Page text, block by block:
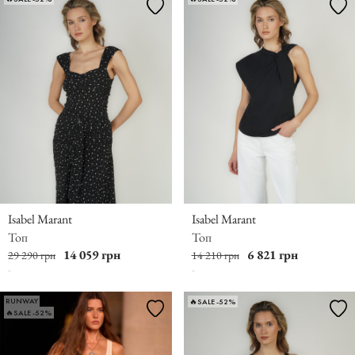
Isabel Marant
Топ
29 290 грн 14 059 грн
Isabel Marant
Топ
14 210 грн 6 821 грн
RUNWAY
🔥SALE -52%
🔥SALE -52%